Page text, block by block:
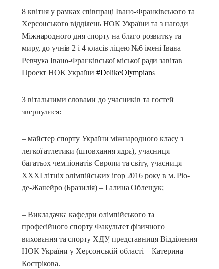
8 квітня у рамках співпраці Івано-Франківського та
Херсонського відділень НОК України та з нагоди
Міжнародного дня спорту на благо розвитку та
миру, до учнів 2 і 4 класів ліцею №6 імені Івана
Ревчука Івано-Франківської міської ради завітав
Проект НОК України #DolikeOlympians
З вітальними словами до учасників та гостей
звернулися:
– майстер спорту України міжнародного класу з
легкої атлетики (штовхання ядра), учасниця
багатьох чемпіонатів Європи та світу, учасниця
ХХХІ літніх олімпійських ігор 2016 року в м. Ріо-
де-Жанейро (Бразилія) – Галина Облещук;
– Викладачка кафедри олімпійського та
професійного спорту Факультет фізичного
виховання та спорту ХДУ, представниця Відділення
НОК України у Херсонській області – Катерина
Кострікова.